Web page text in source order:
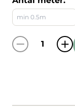
Trast I